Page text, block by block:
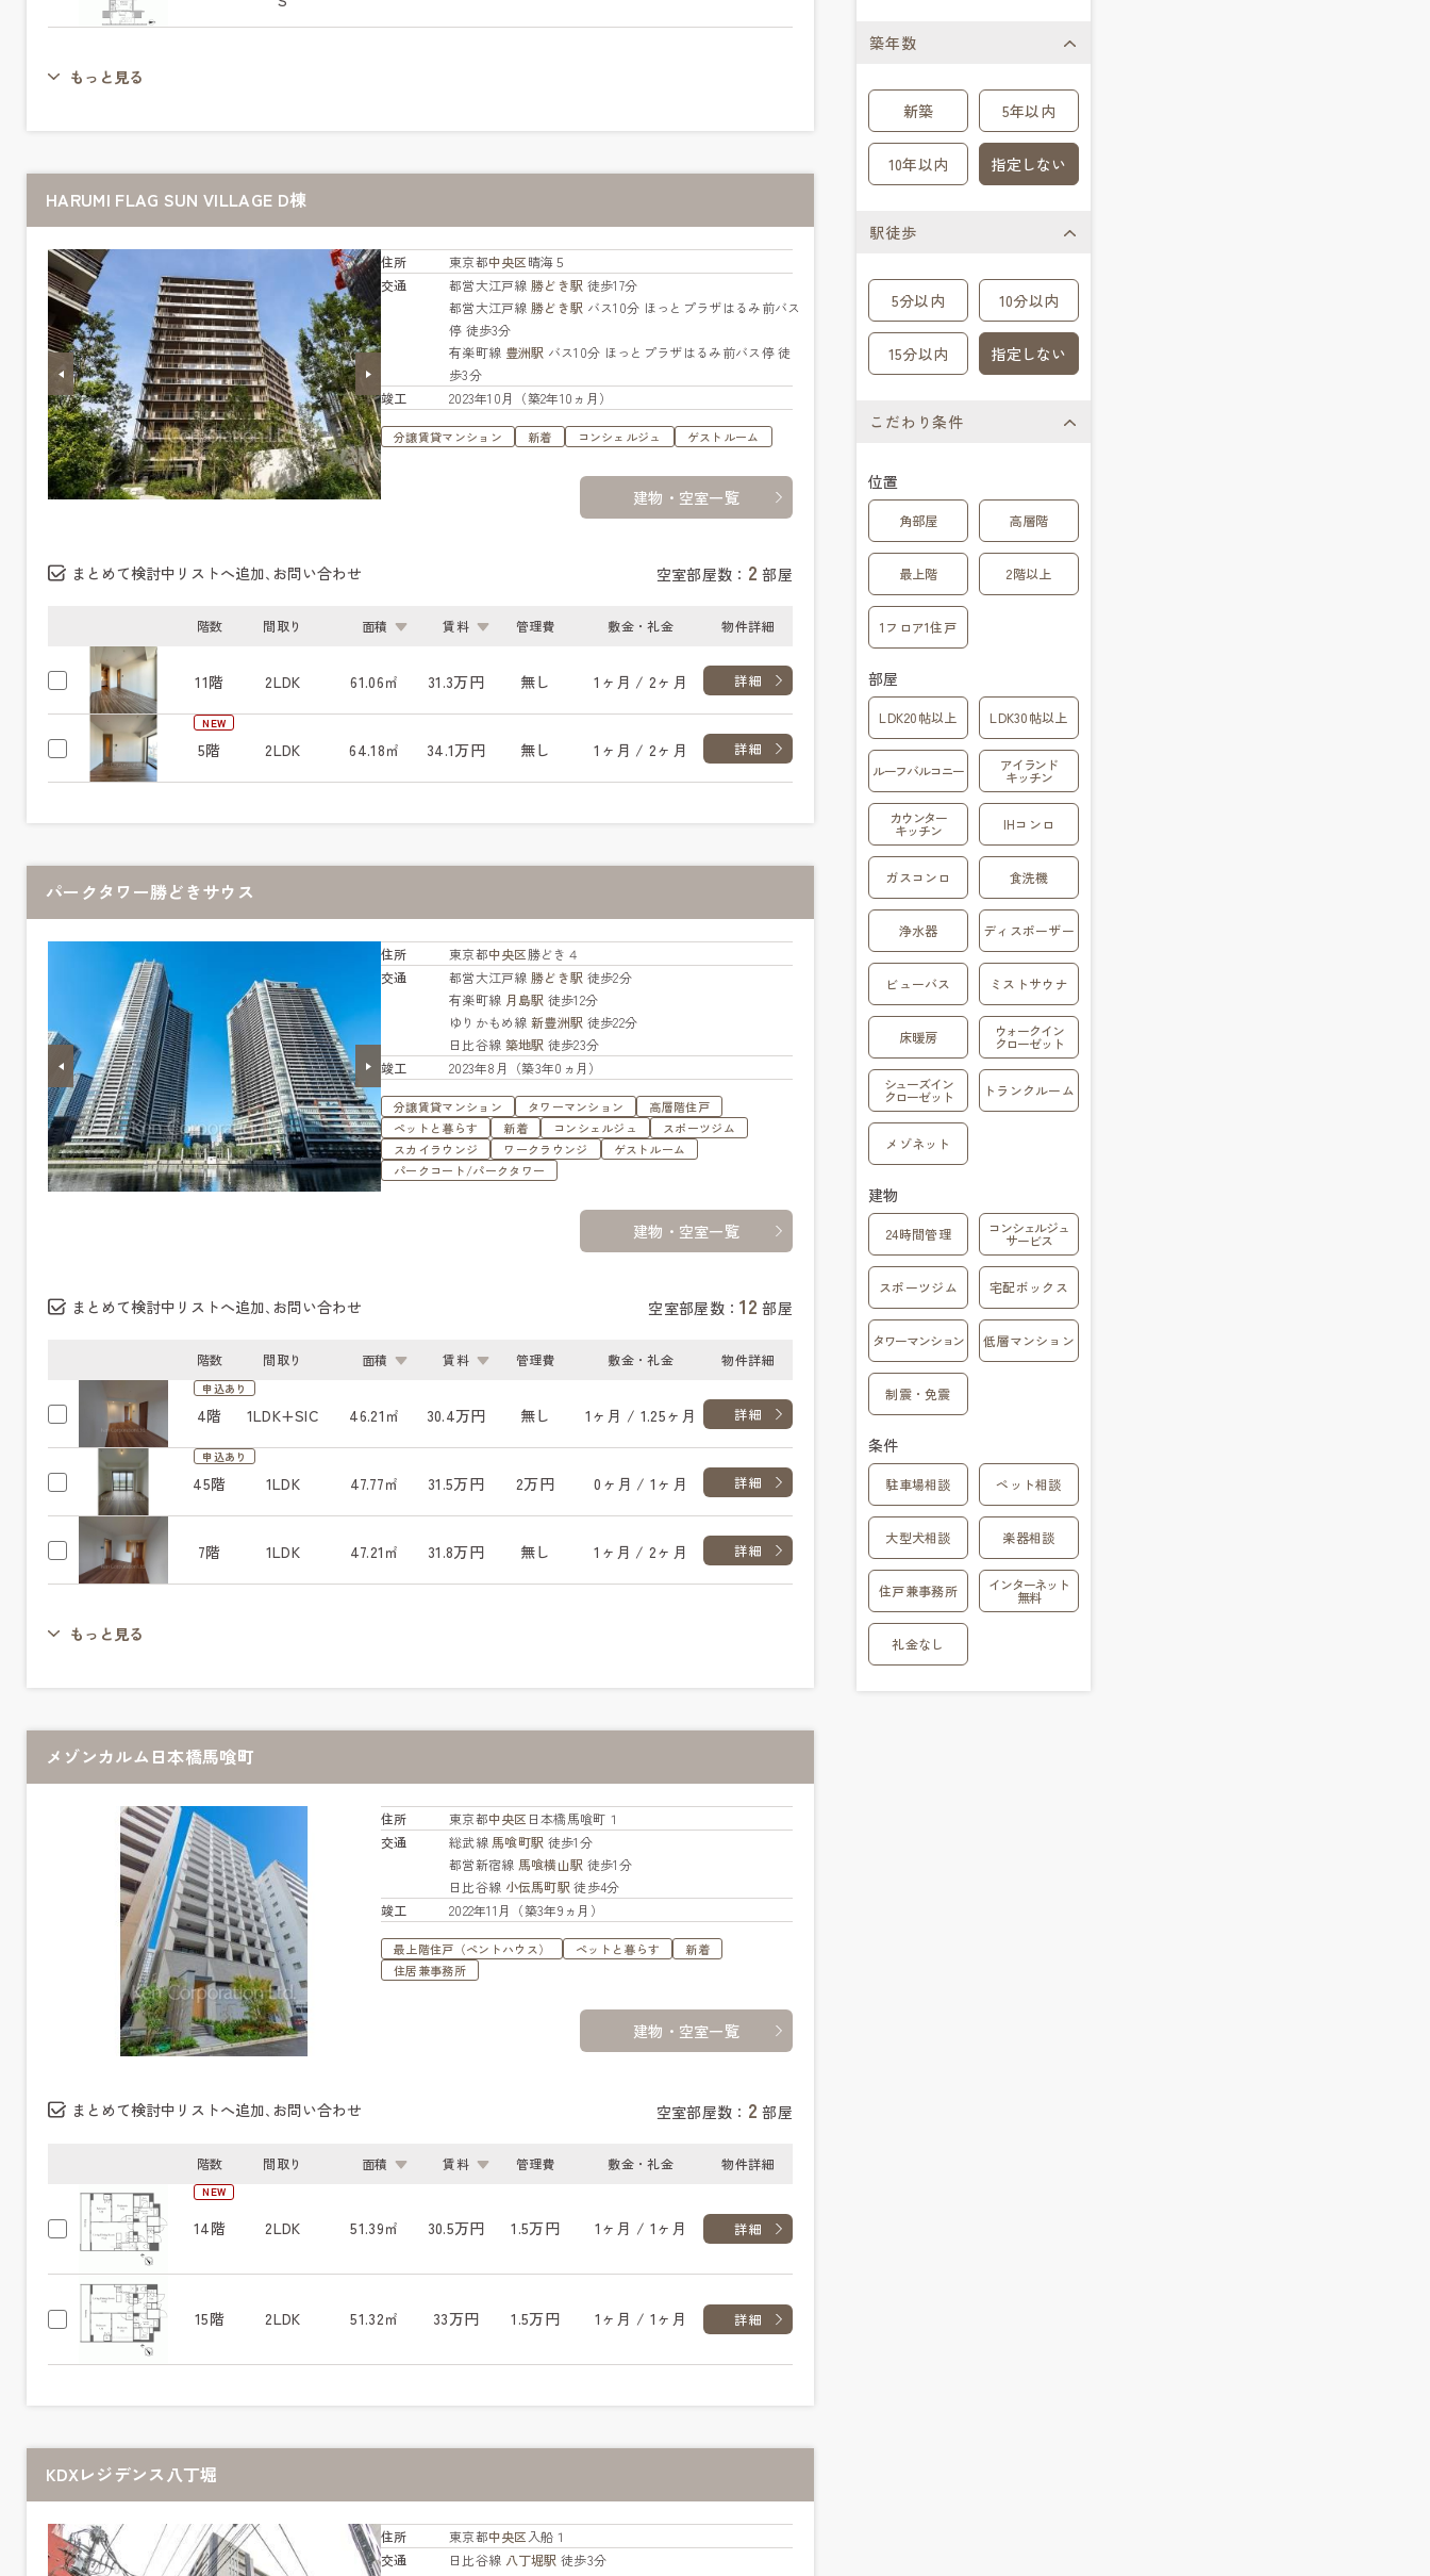
もっと見る
HARUMI FLAG SUN VILLAGE D棟
住所 東京都中央区晴海５
交通
都営大江戸線勝どき駅 徒歩17分
都営大江戸線勝どき駅 バス10分 ほっとプラザはるみ前バス
停 徒歩3分
有楽町線 豊洲駅 バス10分 ほっとプラザはるみ前バス停 徒
歩3分
竣工
2023年10月（築2年10ヵ月）
分譲賃貸マンション 新着 コンシェルジュ ゲストルーム
建物・空室一覧
まとめて検討中リストへ追加､お問い合わせ 空室部屋数： 2 部屋
階数 間取り 面積 賃料 管理費 敷金・礼金 物件詳細
詳細
11階 2LDK 61.06㎡ 31.3万円 無し 1ヶ月 / 2ヶ月
NEW
詳細
5階 2LDK 64.18㎡ 34.1万円 無し 1ヶ月 / 2ヶ月
パークタワー勝どきサウス
住所 東京都中央区勝どき４
交通
都営大江戸線勝どき駅 徒歩2分
有楽町線 月島駅 徒歩12分
ゆりかもめ線新豊洲駅 徒歩22分
日比谷線 築地駅 徒歩23分
竣工
2023年8月（築3年0ヵ月）
分譲賃貸マンション タワーマンション
高層階住戸
ペットと暮らす
新着 コンシェルジュ
スポーツジム
スカイラウンジ
ワークラウンジ
ゲストルーム
パークコート/パークタワー
建物・空室一覧
まとめて検討中リストへ追加､お問い合わせ 空室部屋数：12 部屋
階数 間取り 面積 賃料 管理費 敷金・礼金 物件詳細
申込あり
詳細
4階 1LDK+SIC 46.21㎡ 30.4万円 無し 1ヶ月 / 1.25ヶ月
申込あり
詳細
45階 1LDK 47.77㎡ 31.5万円 2万円 0ヶ月 / 1ヶ月
詳細
7階 1LDK 47.21㎡ 31.8万円 無し 1ヶ月 / 2ヶ月
もっと見る
メゾンカルム日本橋馬喰町
住所 東京都中央区 日本橋馬喰町１
交通
総武線 馬喰町駅 徒歩1分
都営新宿線 馬喰横山駅 徒歩1分
日比谷線 小伝馬町駅 徒歩4分
竣工
2022年11月（築3年9ヵ月）
最上階住戸（ペントハウス） ペットと暮らす
新着
住居兼事務所
建物・空室一覧
まとめて検討中リストへ追加､お問い合わせ 空室部屋数： 2 部屋
階数 間取り 面積 賃料 管理費 敷金・礼金 物件詳細
NEW
詳細
14階 2LDK 51.39㎡ 30.5万円 1.5万円 1ヶ月 / 1ヶ月
詳細
15階 2LDK 51.32㎡ 33万円 1.5万円 1ヶ月 / 1ヶ月
KDXレジデンス八丁堀
住所 東京都中央区 入船１
交通
日比谷線 八丁堀駅 徒歩3分
築年数
新築 5年以内
10年以内 指定しない
駅徒歩
5分以内 10分以内
15分以内 指定しない
こだわり条件
位置
角部屋 高層階
最上階 2階以上
1フロア1住戸
部屋
LDK20帖以上 LDK30帖以上
ルーフバルコニー アイランド
キッチン
カウンター
キッチン IHコンロ
ガスコンロ 食洗機
浄水器 ディスポーザー
ビューバス ミストサウナ
床暖房 ウォークイン
クローゼット
シューズイン
クローゼット トランクルーム
メゾネット
建物
24時間管理 コンシェルジュ
サービス
スポーツジム 宅配ボックス
タワーマンション 低層マンション
制震・免震
条件
駐車場相談 ペット相談
大型犬相談 楽器相談
住戸兼事務所 インターネット
無料
礼金なし